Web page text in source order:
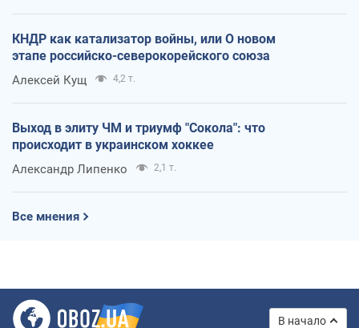
КНДР как катализатор войны, или О новом
этапе российско-северокорейского союза
Алексей Кущ 4,2 т.
Выход в элиту ЧМ и триумф "Сокола": что
происходит в украинском хоккее
Александр Липенко 2,1 т.
Все мнения
В начало